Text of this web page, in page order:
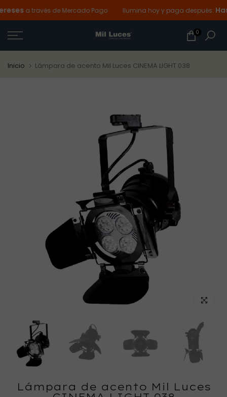
Ir
al
contenido
a través de Mercado Pago Ilumina hoy y paga después:
0
Inicio Lámpara de acento Mil Luces CINEMA LIGHT 038
Haz
Lámpara de acento Mil Luces